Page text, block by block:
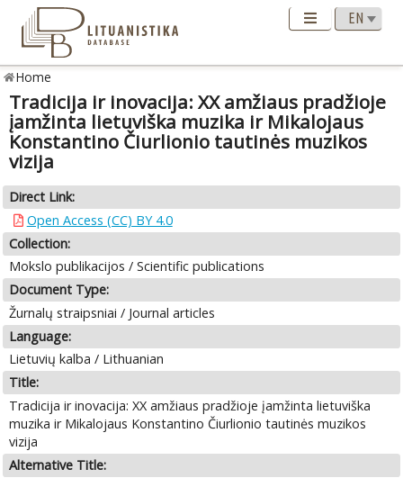
Home
Tradicija ir inovacija: XX amžiaus pradžioje
įamžinta lietuviška muzika ir Mikalojaus
Konstantino Čiurlionio tautinės muzikos
vizija
Direct Link:
Open Access (CC) BY 4.0
Collection:
Mokslo publikacijos / Scientific publications
Document Type:
Žurnalų straipsniai / Journal articles
Language:
Lietuvių kalba / Lithuanian
Title:
Tradicija ir inovacija: XX amžiaus pradžioje įamžinta lietuviška
muzika ir Mikalojaus Konstantino Čiurlionio tautinės muzikos
vizija
Alternative Title: